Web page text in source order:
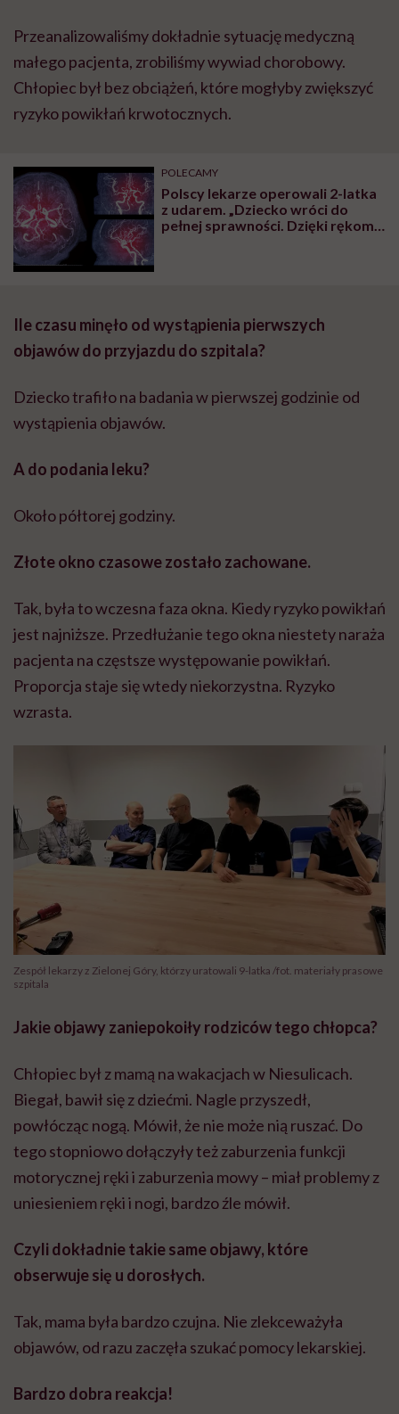
Przeanalizowaliśmy dokładnie sytuację medyczną
małego pacjenta, zrobiliśmy wywiad chorobowy.
Chłopiec był bez obciążeń, które mogłyby zwiększyć
ryzyko powikłań krwotocznych.
POLECAMY
Polscy lekarze operowali 2-latka
z udarem. „Dziecko wróci do
pełnej sprawności. Dzięki rękom
Ile czasu minęło od wystąpienia pierwszych
objawów do przyjazdu do szpitala?
Dziecko trafiło na badania w pierwszej godzinie od
wystąpienia objawów.
A do podania leku?
Około półtorej godziny.
Złote okno czasowe zostało zachowane.
Tak, była to wczesna faza okna. Kiedy ryzyko powikłań
jest najniższe. Przedłużanie tego okna niestety naraża
pacjenta na częstsze występowanie powikłań.
Proporcja staje się wtedy niekorzystna. Ryzyko
wzrasta.
Zespół lekarzy z Zielonej Góry, którzy uratowali 9-latka /fot. materiały prasowe
szpitala
Jakie objawy zaniepokoiły rodziców tego chłopca?
Chłopiec był z mamą na wakacjach w Niesulicach.
Biegał, bawił się z dziećmi. Nagle przyszedł,
powłócząc nogą. Mówił, że nie może nią ruszać. Do
tego stopniowo dołączyły też zaburzenia funkcji
motorycznej ręki i zaburzenia mowy – miał problemy z
uniesieniem ręki i nogi, bardzo źle mówił.
Czyli dokładnie takie same objawy, które
obserwuje się u dorosłych.
Tak, mama była bardzo czujna. Nie zlekceważyła
objawów, od razu zaczęła szukać pomocy lekarskiej.
Bardzo dobra reakcja!